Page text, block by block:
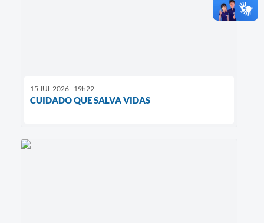
15 JUL 2026 - 19h22
CUIDADO QUE SALVA VIDAS